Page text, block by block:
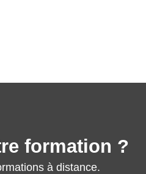
formation ?
à distance.